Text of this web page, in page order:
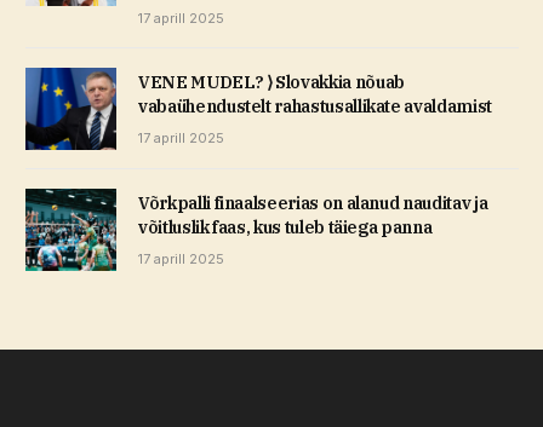
17 aprill 2025
VENE MUDEL? ⟩ Slovakkia nõuab
vabaühendustelt rahastusallikate avaldamist
17 aprill 2025
Võrkpalli finaalseerias on alanud nauditav ja
võitluslik faas, kus tuleb täiega panna
17 aprill 2025